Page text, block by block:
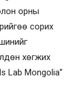
орны
сорих
хөгжих
Lab Mongolia”